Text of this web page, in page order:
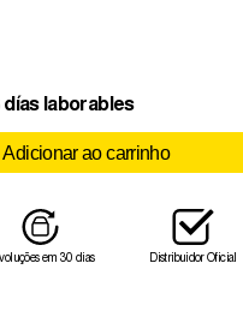
días laborables
Adicionar ao carrinho
em 30 dias Distribuidor Oficial